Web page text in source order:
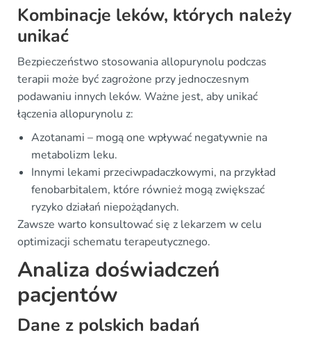
Kombinacje leków, których należy
unikać
Bezpieczeństwo stosowania allopurynolu podczas
terapii może być zagrożone przy jednoczesnym
podawaniu innych leków. Ważne jest, aby unikać
łączenia allopurynolu z:
Azotanami – mogą one wpływać negatywnie na
metabolizm leku.
Innymi lekami przeciwpadaczkowymi, na przykład
fenobarbitalem, które również mogą zwiększać
ryzyko działań niepożądanych.
Zawsze warto konsultować się z lekarzem w celu
optimizacji schematu terapeutycznego.
Analiza doświadczeń
pacjentów
Dane z polskich badań